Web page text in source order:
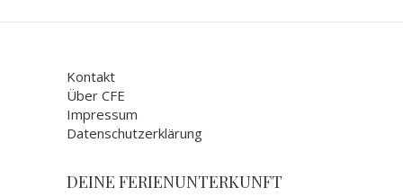
Kontakt
Über CFE
Impressum
Datenschutzerklärung
DEINE FERIENUNTERKUNFT